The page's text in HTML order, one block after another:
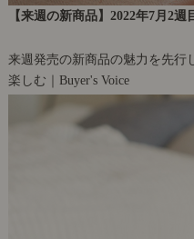
【来週の新商品】2022年7月2
来週発売の新商品の魅力を先行
楽しむ｜Buyer's Voice